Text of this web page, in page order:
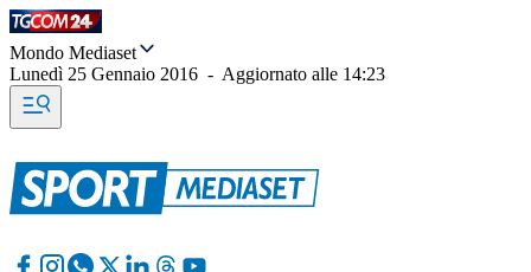
Mondo Mediaset
Lunedì 25 Gennaio 2016 - Aggiornato alle 14:23